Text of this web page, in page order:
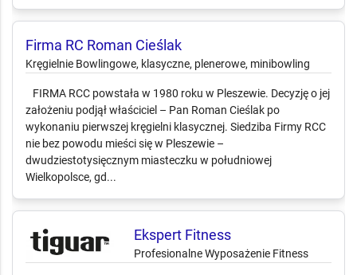
Firma RC Roman Cieślak
Kręgielnie Bowlingowe, klasyczne, plenerowe, minibowling
FIRMA RCC powstała w 1980 roku w Pleszewie. Decyzję o jej
założeniu podjął właściciel – Pan Roman Cieślak po
wykonaniu pierwszej kręgielni klasycznej. Siedziba Firmy RCC
nie bez powodu mieści się w Pleszewie –
dwudziestotysięcznym miasteczku w południowej
Wielkopolsce, gd...
Ekspert Fitness
Profesionalne Wyposażenie Fitness